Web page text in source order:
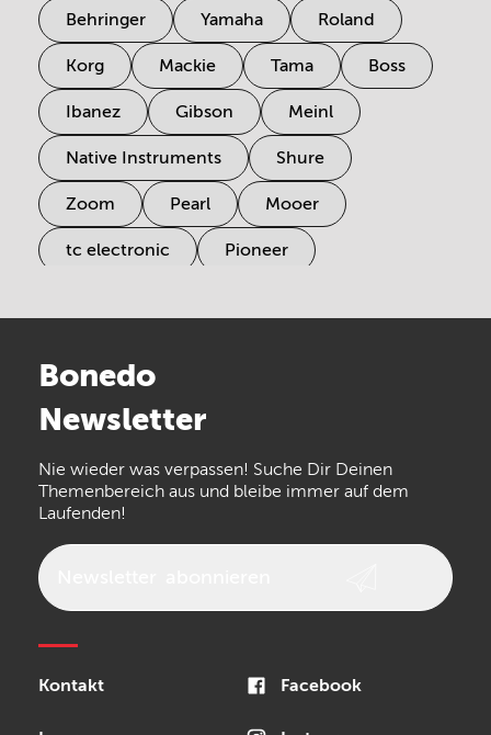
Behringer Yamaha Roland
Korg Mackie Tama Boss
Ibanez Gibson Meinl
Native Instruments Shure
Zoom Pearl Mooer
tc electronic Pioneer
Arturia
the t.bone
Walrus Audio Epiphone
Bonedo
Newsletter
Nie wieder was verpassen! Suche Dir Deinen
Themenbereich aus und bleibe immer auf dem
Laufenden!
Kontakt Facebook